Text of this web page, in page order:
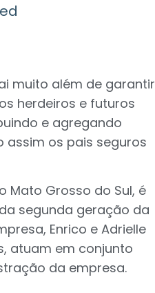
muito além de garantir
herdeiros e futuros
e agregando
assim os pais seguros
Mato Grosso do Sul, é
segunda geração da
Enrico e Adrielle
atuam em conjunto
da empresa.